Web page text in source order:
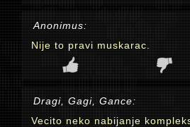
Anonimus:
Nije to pravi muskarac.
Dragi, Gagi, Gance:
Vecito neko nabijanje